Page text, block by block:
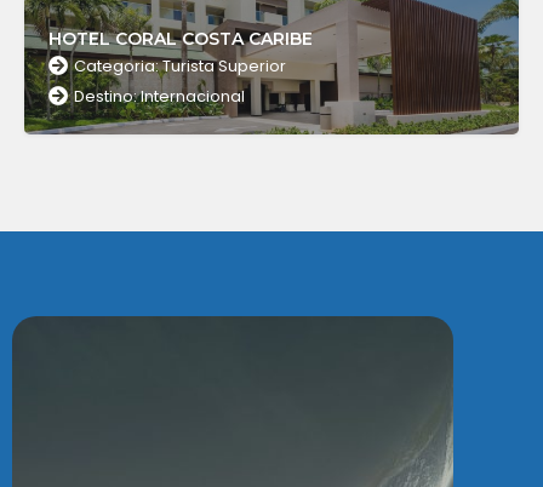
HOTEL CORAL COSTA CARIBE
Categoria: Turista Superior
Destino: Internacional